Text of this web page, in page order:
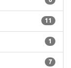
11
1
7